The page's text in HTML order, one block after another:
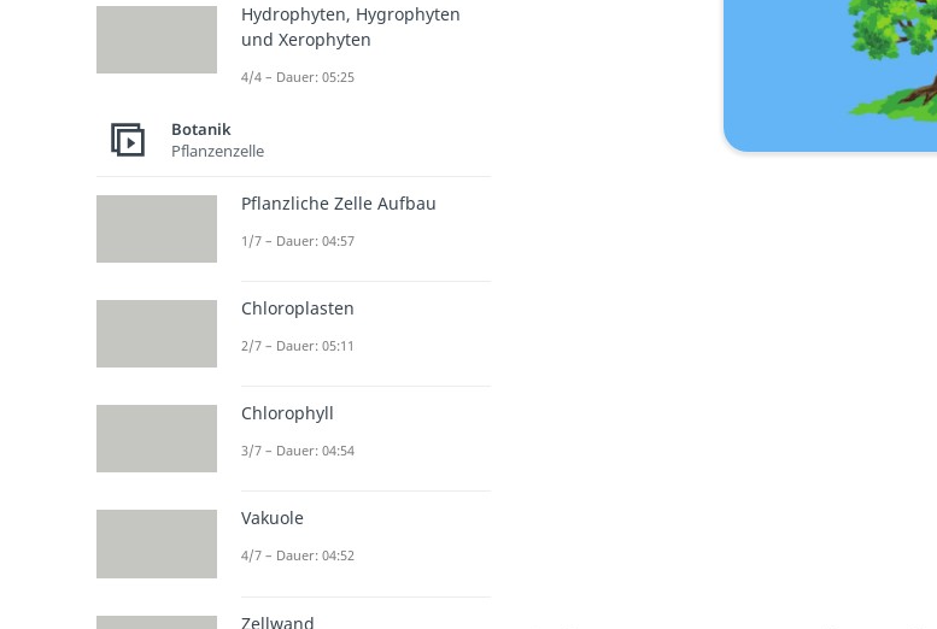
Hydrophyten, Hygrophyten
und Xerophyten
4/4 – Dauer: 05:25
Botanik
Pflanzenzelle
Pflanzliche Zelle Aufbau
1/7 – Dauer: 04:57
Chloroplasten
2/7 – Dauer: 05:11
Chlorophyll
3/7 – Dauer: 04:54
Vakuole
4/7 – Dauer: 04:52
Zellwand